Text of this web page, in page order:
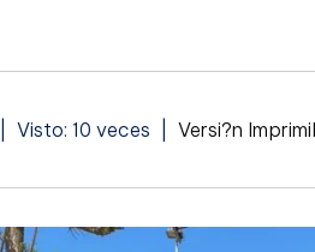
Visto: 10 veces | Versi?n